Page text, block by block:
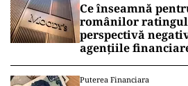
Ce înseamnă
românilor ratingul
perspectivă
agențiile
Puterea Financiara